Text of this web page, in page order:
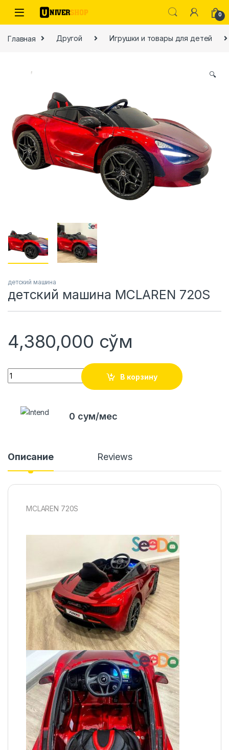
Skip to navigation
Skip to content
0
Главная Другой Игрушки и товары для детей
🔍
детский машина
детский машина MCLAREN 720S
4,380,000 сўм
Quantity
В корзину
0 сум/мес
Описание Reviews
MCLAREN 720S